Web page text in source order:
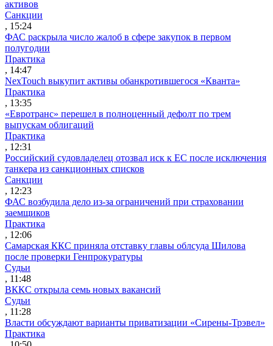
активов
Санкции
, 15:24
ФАС раскрыла число жалоб в сфере закупок в первом
полугодии
Практика
, 14:47
NexTouch выкупит активы обанкротившегося «Кванта»
Практика
, 13:35
«Евротранс» перешел в полноценный дефолт по трем
выпускам облигаций
Практика
, 12:31
Российский судовладелец отозвал иск к ЕС после исключения
танкера из санкционных списков
Санкции
, 12:23
ФАС возбудила дело из-за ограничений при страховании
заемщиков
Практика
, 12:06
Самарская ККС приняла отставку главы облсуда Шилова
после проверки Генпрокуратуры
Судьи
, 11:48
ВККС открыла семь новых вакансий
Судьи
, 11:28
Власти обсуждают варианты приватизации «Сирены-Трэвел»
Практика